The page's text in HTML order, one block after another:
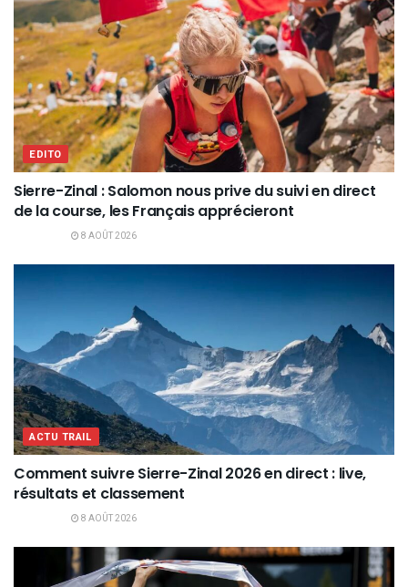
EDITO
Sierre-Zinal : Salomon nous prive du suivi en direct
de la course, les Français apprécieront
8 AOÛT 2026
ACTU TRAIL
Comment suivre Sierre-Zinal 2026 en direct : live,
résultats et classement
8 AOÛT 2026